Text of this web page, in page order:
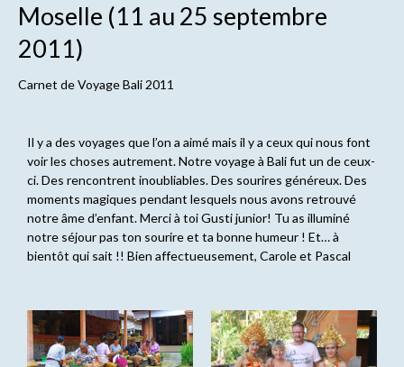
Moselle (11 au 25 septembre
2011)
Carnet deVoyage Bali 2011
Il y a des voyages que l’on a aimé mais il y a ceux qui nous font
voir les choses autrement. Notre voyage à Bali fut un de ceux-
ci. Des rencontrent inoubliables. Des sourires généreux. Des
moments magiques pendant lesquels nous avons retrouvé
notre âme d’enfant. Merci à toi Gusti junior! Tu as illuminé
notre séjour pas ton sourire et ta bonne humeur ! Et… à
bientôt qui sait !! Bien affectueusement, Carole et Pascal